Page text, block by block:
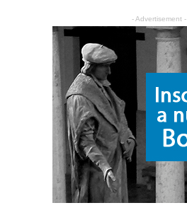
- Advertisement -